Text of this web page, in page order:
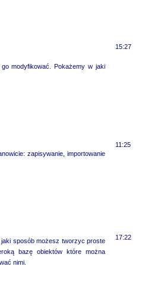
modyfikować. Pokażemy w jaki
15:27
zapisywanie, importowanie
11:25
sposób możesz tworzyc proste
bazę obiektów które można
nimi.
17:22